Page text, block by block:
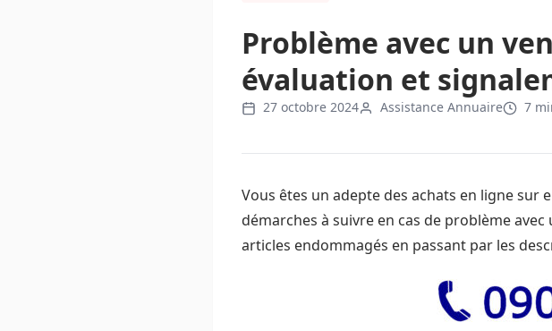
Problème avec un
évaluation et
27 octobre 2024 Assistance Annuaire 7
Vous êtes un adepte des achats en ligne sur
démarches à suivre en cas de problème
articles endommagés en passant par les